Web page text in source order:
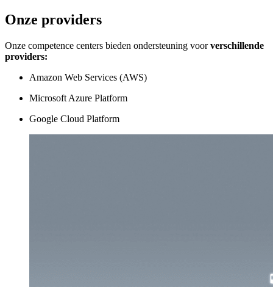
Onze providers
Onze competence centers bieden ondersteuning voorverschillende
providers:
Amazon Web Services (AWS)
Microsoft Azure Platform
Google Cloud Platform